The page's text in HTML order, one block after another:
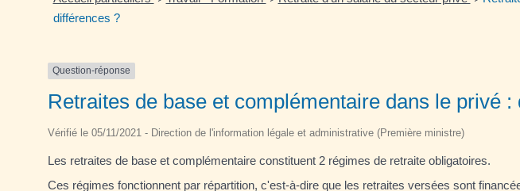
différences ?
Question-réponse
Retraites de base et complémentaire dans le privé
Vérifié le 05/11/2021 - Direction de l'information légale et administrative (Première ministre)
Les retraites de base et complémentaire constituent 2 régimes de retraite obligatoires.
Ces régimes fonctionnent par répartition, c'est-à-dire que les retraites versées sont